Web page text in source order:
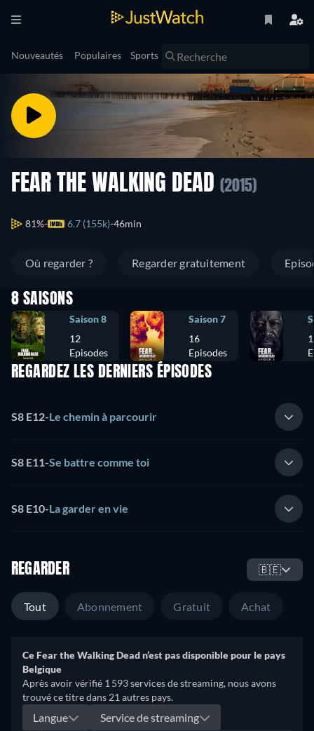
Nouveautés Populaires Sports
FEAR THE WALKING DEAD (2015)
81% 6.7 (155k) 46min
Où regarder ? Regarder gratuitement
8 SAISONS
Saison 8
12
Episodes
Saison 7
16
Episodes
REGARDEZ LES DERNIERS ÉPISODES
S8 E12-Le chemin à parcourir
S8 E11-Se battre comme toi
S8 E10-La garder en vie
REGARDER 🇧🇪
Tout Abonnement Gratuit Achat
Ce Fear the Walking Dead n’est pas disponible pour le pays
Belgique
Après avoir vérifié 1 593 services de streaming, nous avons
trouvé ce titre dans 21 autres pays.
Langue
Service de streaming